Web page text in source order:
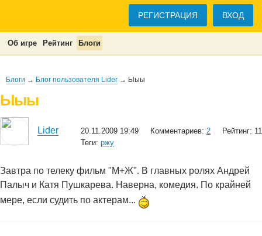
РЕГИСТРАЦИЯ ВХОД
Об игре Рейтинг Блоги
Блоги → Блог пользователя Lider → Ыыы
Ыыы
Lider 20.11.2009 19:49 Комментариев: 2
Рейтинг: 11
Теги: ржу
Завтра по телеку фильм "М+Ж". В главных ролях Андрей
Палыч и Катя Пушкарева. Наверна, комедия. По крайней
мере, если судить по актерам...